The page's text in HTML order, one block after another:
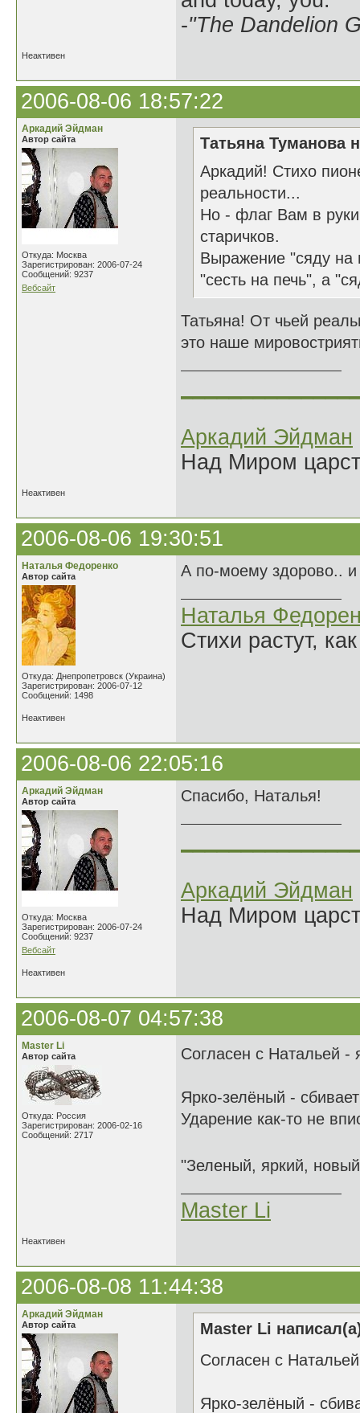
-"The Dandelion
Неактивен
2006-08-06 18:57:22
Аркадий Эйдман
Автор сайта
Откуда: Москва
Зарегистрирован: 2006-07-24
Сообщений: 9237
Вебсайт
Татьяна Туманова
Аркадий! Стихо
реальности...
Но - флаг Вам в
старичков.
Выражение "сяду на
"сесть на печь", а
Татьяна! От чьей
это наше
Аркадий Эйдман
Над Миром
Неактивен
2006-08-06 19:30:51
Наталья Федоренко
Автор сайта
Откуда: Днепропетровск (Украина)
Зарегистрирован: 2006-07-12
Сообщений: 1498
А по-моему здорово..
Наталья
Стихи растут,
Неактивен
2006-08-06 22:05:16
Аркадий Эйдман
Автор сайта
Откуда: Москва
Зарегистрирован: 2006-07-24
Сообщений: 9237
Вебсайт
Спасибо, Наталья!
Аркадий Эйдман
Над Миром
Неактивен
2006-08-07 04:57:38
Master Li
Автор сайта
Откуда: Россия
Зарегистрирован: 2006-02-16
Сообщений: 2717
Согласен с Натальей -
Ярко-зелёный -
Ударение как-то не
"Зеленый, яркий,
Master Li
Неактивен
2006-08-08 11:44:38
Аркадий Эйдман
Автор сайта
Master Li
Согласен с
Ярко-зелёный -